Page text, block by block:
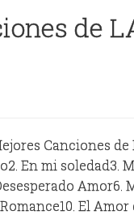
de
Canciones de
En mi soledad3.
Amor6.
El